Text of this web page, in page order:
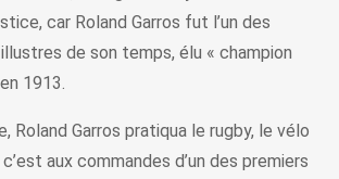
car Roland Garros fut l’un des
de son temps, élu « champion
1913.
Roland Garros pratiqua le rugby, le vélo
aux commandes d’un des premiers